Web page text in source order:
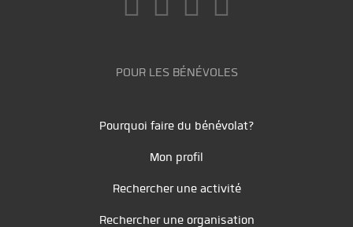
POUR LES BÉNÉVOLES
Pourquoi faire du bénévolat?
Mon profil
Rechercher une activité
Rechercher une organisation